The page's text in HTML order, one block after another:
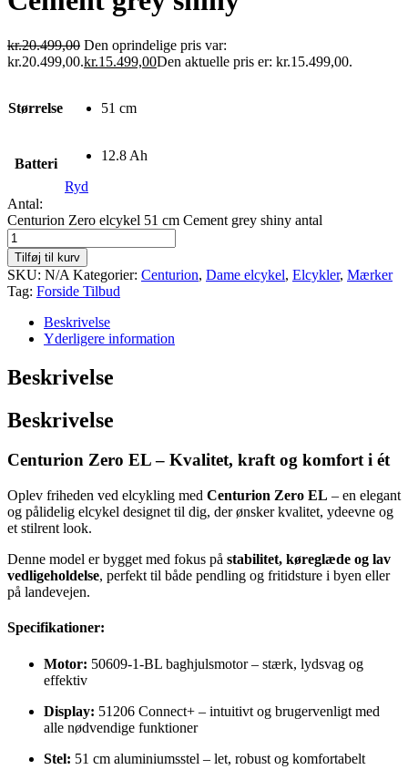
kr.20.499,00 Den oprindelige pris var:
kr.20.499,00.kr.15.499,00Den aktuelle pris er: kr.15.499,00.
Størrelse 51 cm
Batteri
12.8 Ah
Ryd
Antal:
Centurion Zero elcykel 51 cm Cement grey shiny antal
Tilføj til kurv
SKU: N/A Kategorier: Centurion, Dame elcykel, Elcykler, Mærker
Tag: Forside Tilbud
Beskrivelse
Yderligere information
Beskrivelse
Beskrivelse
Centurion Zero EL – Kvalitet, kraft og komfort i ét
Oplev friheden ved elcykling med Centurion Zero EL – en elegant
og pålidelig elcykel designet til dig, der ønsker kvalitet, ydeevne og
et stilrent look.
Denne model er bygget med fokus på stabilitet, køreglæde og lav
vedligeholdelse, perfekt til både pendling og fritidsture i byen eller
på landevejen.
Specifikationer:
Motor: 50609-1-BL baghjulsmotor – stærk, lydsvag og
effektiv
Display: 51206 Connect+ – intuitivt og brugervenligt med
alle nødvendige funktioner
Stel: 51 cm aluminiumsstel – let, robust og komfortabelt